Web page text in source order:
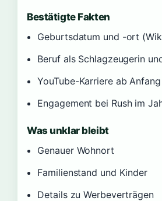
Bestätigte Fakten
Geburtsdatum und -ort
Beruf als Schlagzeugerin
YouTube-Karriere ab
Engagement bei Rush im
Was unklar bleibt
Genauer Wohnort
Familienstand und Kinder
Details zu Werbeverträgen